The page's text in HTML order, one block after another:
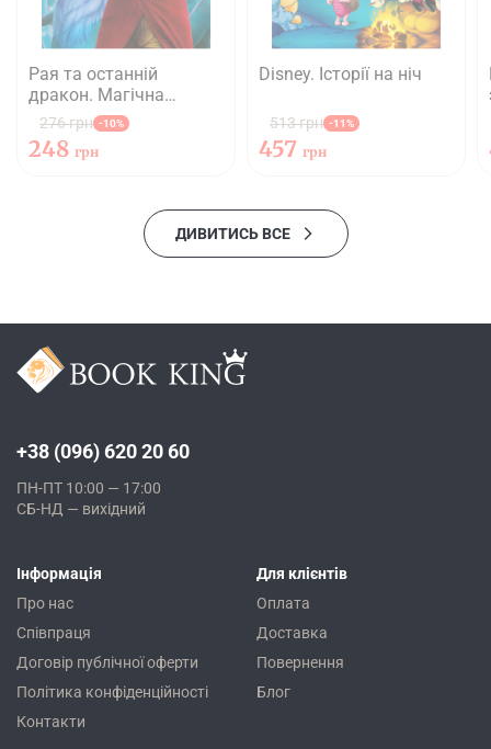
Рая та останній
дракон. Магічна
колекція
276 грн -10%
248 грн
Disney. Історії на ніч
513 грн -11%
457 грн
ДИВИТИСЬ ВСЕ
+38 (096) 620 20 60
ПН-ПТ 10:00 — 17:00
СБ-НД — вихідний
Інформація
Про нас
Співпраця
Договір публічної оферти
Політика конфіденційності
Контакти
Для клієнтів
Оплата
Доставка
Повернення
Блог